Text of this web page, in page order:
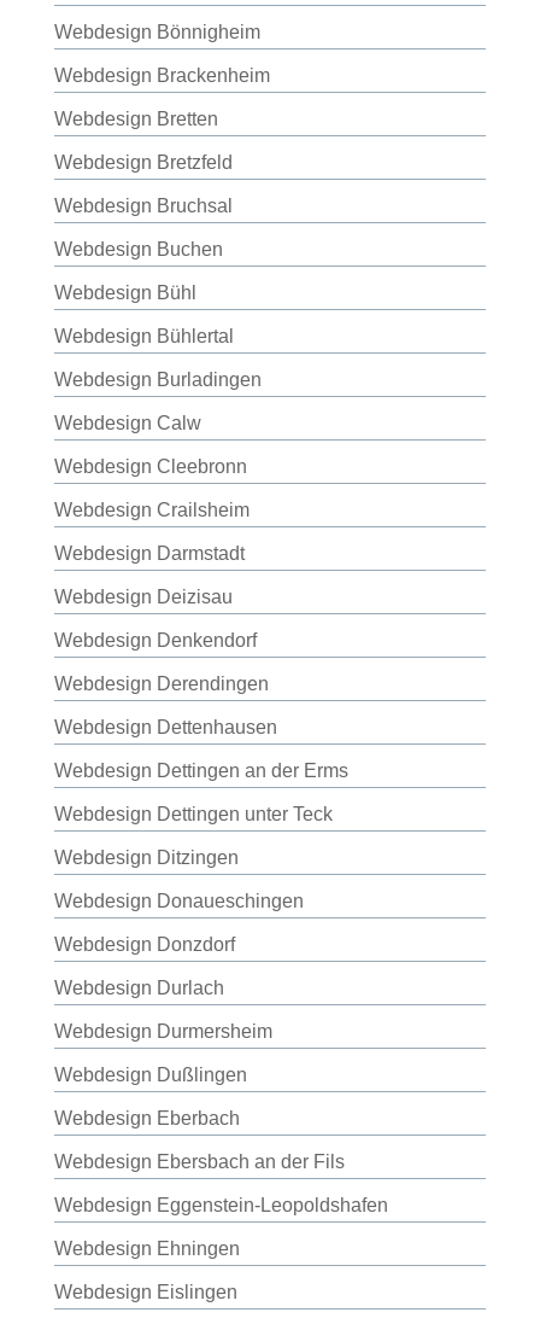
Webdesign Bönnigheim
Webdesign Brackenheim
Webdesign Bretten
Webdesign Bretzfeld
Webdesign Bruchsal
Webdesign Buchen
Webdesign Bühl
Webdesign Bühlertal
Webdesign Burladingen
Webdesign Calw
Webdesign Cleebronn
Webdesign Crailsheim
Webdesign Darmstadt
Webdesign Deizisau
Webdesign Denkendorf
Webdesign Derendingen
Webdesign Dettenhausen
Webdesign Dettingen an der Erms
Webdesign Dettingen unter Teck
Webdesign Ditzingen
Webdesign Donaueschingen
Webdesign Donzdorf
Webdesign Durlach
Webdesign Durmersheim
Webdesign Dußlingen
Webdesign Eberbach
Webdesign Ebersbach an der Fils
Webdesign Eggenstein-Leopoldshafen
Webdesign Ehningen
Webdesign Eislingen